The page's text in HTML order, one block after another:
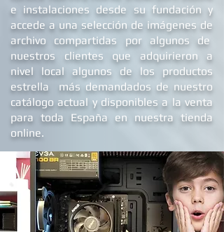
e instalaciones desde su fundación y
accede a una selección de imágenes de
archivo compartidas por algunos de
nuestros clientes que adquirieron a
nivel local algunos de los productos
estrella más demandados de nuestro
catálogo actual y disponibles a la venta
para toda España en nuestra tienda
online.